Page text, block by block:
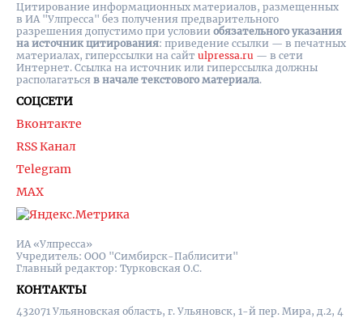
ИА «Улпресса»
Учредитель: ООО "Симбирск-Паблисити"
Главный редактор: Турковская О.С.
КОНТАКТЫ
432071 Ульяновская область, г. Ульяновск, 1-й пер. Мира, д.2, 4
СОЦСЕТИ
Вконтакте
RSS Канал
Telegram
MAX
Цитирование информационных материалов, размещенных
в ИА "Улпресса" без получения предварительного
разрешения допустимо при условии обязательного указания
на источник цитирования: приведение ссылки — в печатных
материалах, гиперссылки на cайт ulpressa.ru — в сети
Интернет. Ссылка на источник или гиперссылка должны
располагаться в начале текстового материала.